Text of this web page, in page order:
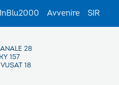
InBlu2000 Avvenire SIR
28
157
18